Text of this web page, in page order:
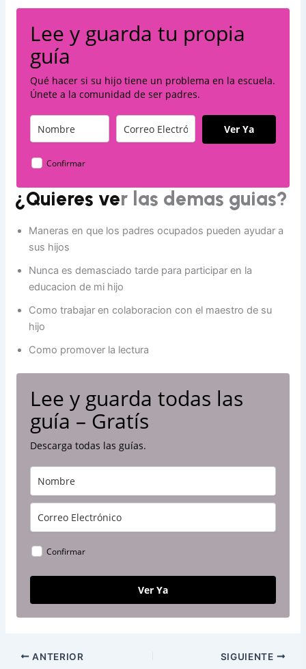
Lee y guarda tu propia
guía
Qué hacer si su hijo tiene un problema en la escuela.
Únete a la comunidad de ser padres.
Ver Ya
Confirmar
¿Quieres ver las demas guias?
Maneras en que los padres ocupados pueden ayudar a
sus hijos
Nunca es demasciado tarde para participar en la
educacion de mi hijo
Como trabajar en colaboracion con el maestro de su
hijo
Como promover la lectura
Lee y guarda todas las
guía – Gratís
Descarga todas las guías.
Confirmar
Ver Ya
ANTERIOR SIGUIENTE